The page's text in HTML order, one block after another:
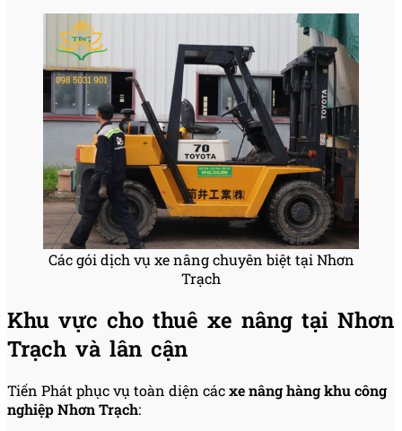
Các gói dịch vụ xe nâng chuyên biệt tại Nhơn
Trạch
Khu vực cho thuê xe nâng tại Nhơn
Trạch và lân cận
Tiến Phát phục vụ toàn diện cácxe nâng hàng khu công
nghiệp Nhơn Trạch: